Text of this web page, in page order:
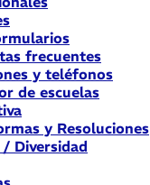
frecuentes
y teléfonos
de escuelas
y Resoluciones
/ Diversidad